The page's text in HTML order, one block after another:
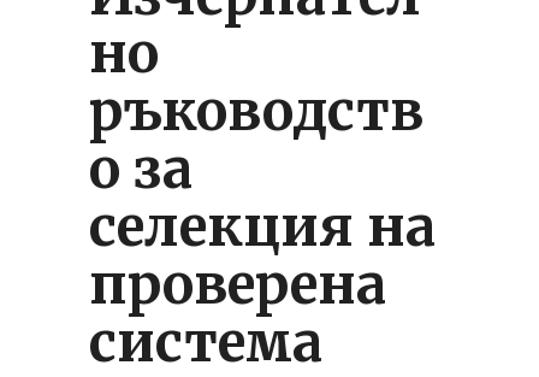
но
ръководств
о за
селекция на
проверена
система